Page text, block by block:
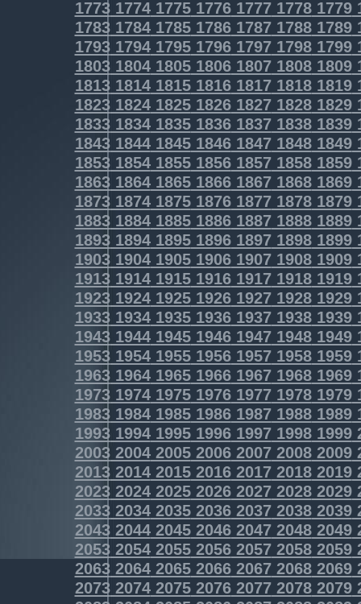
1773177417751776177717781779
1783178417851786178717881789
1793179417951796179717981799
1803180418051806180718081809
1813181418151816181718181819
1823182418251826182718281829
1833183418351836183718381839
1843184418451846184718481849
1853185418551856185718581859
1863186418651866186718681869
1873187418751876187718781879
1883188418851886188718881889
1893189418951896189718981899
1903190419051906190719081909
1913191419151916191719181919
1923192419251926192719281929
1933193419351936193719381939
1943194419451946194719481949
1953195419551956195719581959
1963196419651966196719681969
1973197419751976197719781979
1983198419851986198719881989
1993199419951996199719981999
2003200420052006200720082009
2013201420152016201720182019
2023202420252026202720282029
2033203420352036203720382039
2043204420452046204720482049
2053205420552056205720582059
2063206420652066206720682069
2073207420752076207720782079